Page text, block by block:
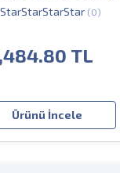
(0)
TL
Ürünü İncele